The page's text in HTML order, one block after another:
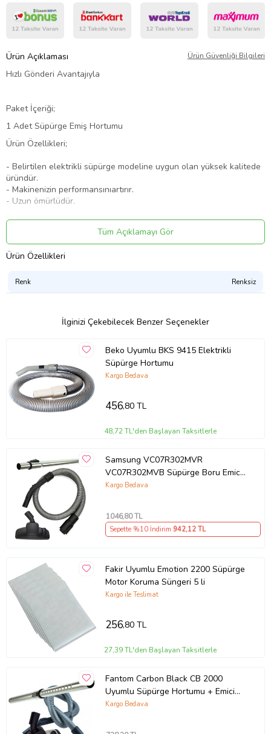
Ürün Açıklaması Ürün Güvenliği Bilgileri
Hızlı Gönderi Avantajıyla
Paket İçeriği;
1 Adet Süpürge Emiş Hortumu
Ürün Özellikleri;
- Belirtilen elektrikli süpürge modeline uygun olan yüksek kalitede
üründür.
- Makinenizin performansınıartırır.
- Uzun ömürlüdür.
Dikkat Edilmesi Gerekenler;
* Süpürgenizin altındaki etikette yer alan modeli kontrol ederek
olmayacaktır.
yer alan model bilgisini ilettiğiniz takdirde uyum bilgisi verilecektir.
marka ve modelleri belirtmek için yazılmıştır. Belirtilen markalarla
herhangi bir iş ortaklığı yoktur.
Ürün Kodu:kc8720443
Tüm Açıklamayı Gör
Ürün Özellikleri
Renk Renksiz
İlginizi Çekebilecek Benzer Seçenekler
Beko Uyumlu BKS 9415 Elektrikli
Süpürge Hortumu
Kargo Bedava
456,80 TL
48,72 TL'den Başlayan Taksitlerle
Samsung VC07R302MVR
VC07R302MVB Süpürge Boru Emici
Hortum Seti
Kargo Bedava
1046,80 TL
Sepette %10 İndirim 942,12 TL
Fakir Uyumlu Emotion 2200 Süpürge
Motor Koruma Süngeri 5 li
Kargo ile Teslimat
256,80 TL
27,39 TL'den Başlayan Taksitlerle
Fantom Carbon Black CB 2000
Uyumlu Süpürge Hortumu + Emici
Başlık + Teleskopik Borusu
Kargo Bedava